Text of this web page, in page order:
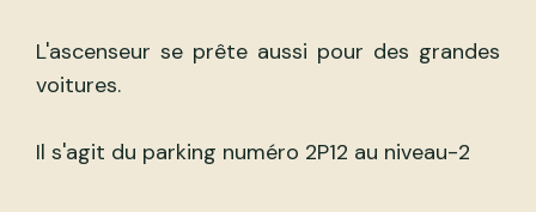
L'ascenseur se prête aussi pour des grandes
voitures.
Il s'agit du parking numéro 2P12 au niveau-2